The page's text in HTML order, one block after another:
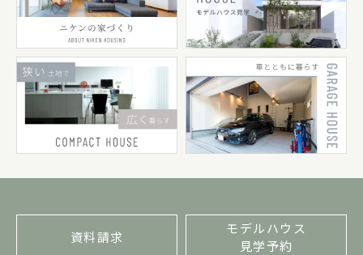
資料請求
モデルハウス
見学予約